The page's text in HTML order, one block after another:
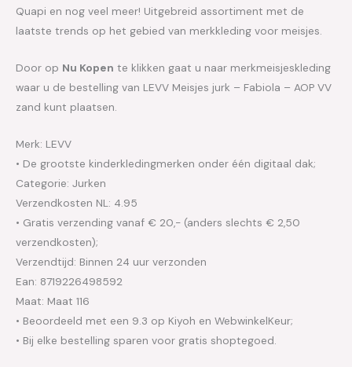
Quapi en nog veel meer! Uitgebreid assortiment met de
laatste trends op het gebied van merkkleding voor meisjes.
Door op Nu Kopen te klikken gaat u naar merkmeisjeskleding
waar u de bestelling van LEVV Meisjes jurk – Fabiola – AOP VV
zand kunt plaatsen.
Merk: LEVV
• De grootste kinderkledingmerken onder één digitaal dak;
Categorie: Jurken
Verzendkosten NL: 4.95
• Gratis verzending vanaf € 20,- (anders slechts € 2,50
verzendkosten);
Verzendtijd: Binnen 24 uur verzonden
Ean: 8719226498592
Maat: Maat 116
• Beoordeeld met een 9.3 op Kiyoh en WebwinkelKeur;
• Bij elke bestelling sparen voor gratis shoptegoed.